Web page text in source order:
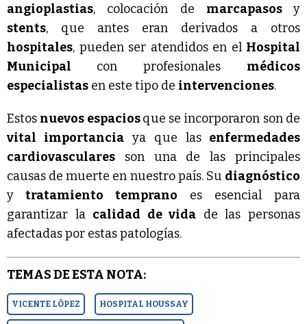
angioplastias, colocación de marcapasos y
stents, que antes eran derivados a otros
hospitales, pueden ser atendidos en el Hospital
Municipal con profesionales médicos
especialistas en este tipo de intervenciones.
Estos nuevos espaciosque se incorporaron son de
vital importancia ya que las enfermedades
cardiovasculares son una de las principales
causas de muerte en nuestro país. Su diagnóstico
y tratamiento temprano es esencial para
garantizar la calidad de vida de las personas
afectadas por estas patologías.
TEMAS DE ESTA NOTA:
VICENTE LÓPEZ HOSPITAL HOUSSAY